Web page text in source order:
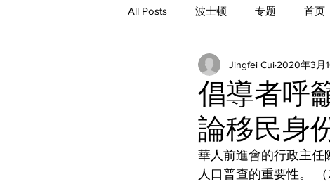
All Posts 波士顿 专题 首页
倡導者呼
論移民身
Jingfei Cui 2020年3月
華人前進會的行政主任
人口普查的重要性。